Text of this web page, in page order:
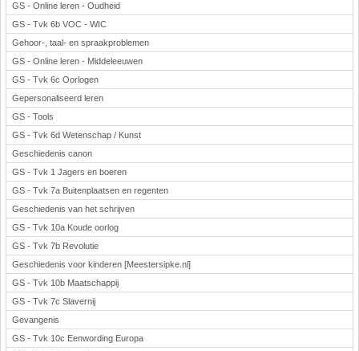
GS - Online leren - Oudheid
GS - Tvk 6b VOC - WIC
Gehoor-, taal- en spraakproblemen
GS - Online leren - Middeleeuwen
GS - Tvk 6c Oorlogen
Gepersonaliseerd leren
GS - Tools
GS - Tvk 6d Wetenschap / Kunst
Geschiedenis canon
GS - Tvk 1 Jagers en boeren
GS - Tvk 7a Buitenplaatsen en regenten
Geschiedenis van het schrijven
GS - Tvk 10a Koude oorlog
GS - Tvk 7b Revolutie
Geschiedenis voor kinderen [Meestersipke.nl]
GS - Tvk 10b Maatschappij
GS - Tvk 7c Slavernij
Gevangenis
GS - Tvk 10c Eenwording Europa